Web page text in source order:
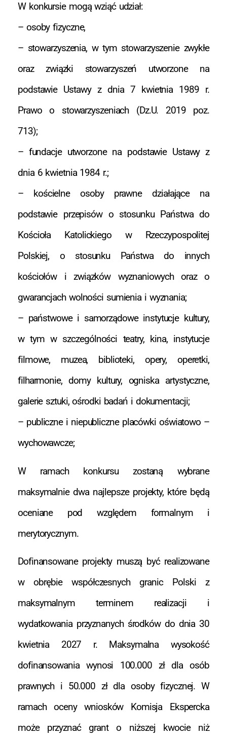
W konkursie mogą wziąć udział:
– osoby fizyczne,
– stowarzyszenia, w tym stowarzyszenie zwykłe
oraz związki stowarzyszeń utworzone na
podstawie Ustawy z dnia 7 kwietnia 1989 r.
Prawo o stowarzyszeniach (Dz.U. 2019 poz.
713);
– fundacje utworzone na podstawie Ustawy z
dnia 6 kwietnia 1984 r.;
– kościelne osoby prawne działające na
podstawie przepisów o stosunku Państwa do
Kościoła Katolickiego w Rzeczypospolitej
Polskiej, o stosunku Państwa do innych
kościołów i związków wyznaniowych oraz o
gwarancjach wolności sumienia i wyznania;
– państwowe i samorządowe instytucje kultury,
w tym w szczególności teatry, kina, instytucje
filmowe, muzea, biblioteki, opery, operetki,
filharmonie, domy kultury, ogniska artystyczne,
galerie sztuki, ośrodki badań i dokumentacji;
– publiczne i niepubliczne placówki oświatowo –
wychowawcze;
W ramach konkursu zostaną wybrane
maksymalnie dwa najlepsze projekty, które będą
oceniane pod względem formalnym i
merytorycznym.
Dofinansowane projekty muszą być realizowane
w obrębie współczesnych granic Polski z
maksymalnym terminem realizacji i
wydatkowania przyznanych środków do dnia 30
kwietnia 2027 r. Maksymalna wysokość
dofinansowania wynosi 100.000 zł dla osób
prawnych i 50.000 zł dla osoby fizycznej. W
ramach oceny wniosków Komisja Ekspercka
może przyznać grant o niższej kwocie niż